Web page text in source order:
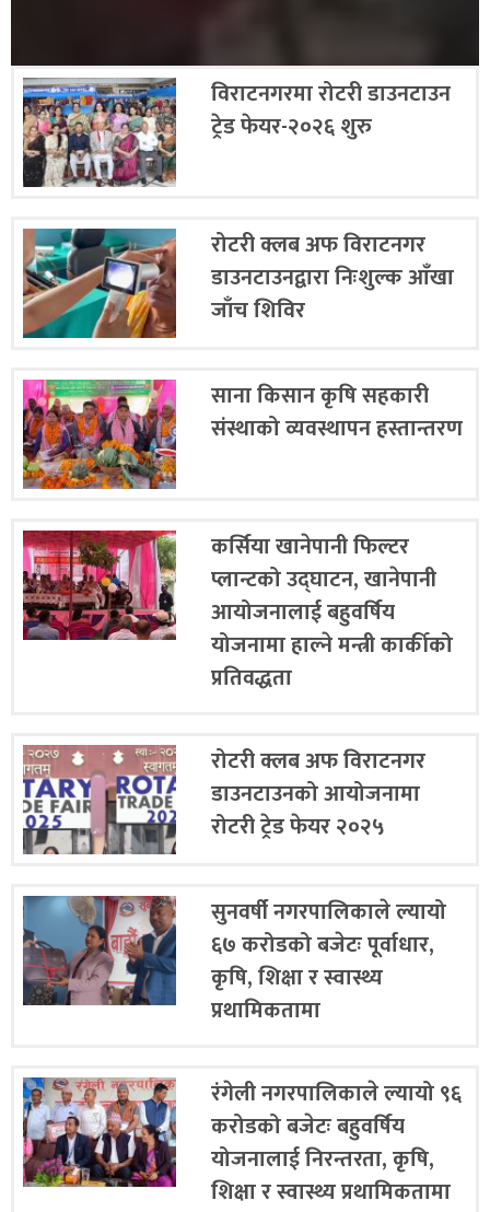
आरोपीलाई जिउँदै
विराटनगरमा रोटरी डाउनटाउन
ट्रेड फेयर-२०२६ शुरु
रोटरी क्लब अफ विराटनगर
डाउनटाउनद्वारा निःशुल्क आँखा
जाँच शिविर
साना किसान कृषि सहकारी
संस्थाको व्यवस्थापन हस्तान्तरण
कर्सिया खानेपानी फिल्टर
प्लान्टको उद्घाटन, खानेपानी
आयोजनालाई बहुवर्षिय
योजनामा हाल्ने मन्त्री कार्कीको
प्रतिवद्धता
रोटरी क्लब अफ विराटनगर
डाउनटाउनको आयोजनामा
रोटरी ट्रेड फेयर २०२५
सुनवर्षी नगरपालिकाले ल्यायो
६७ करोडको बजेटः पूर्वाधार,
कृषि, शिक्षा र स्वास्थ्य
प्रथामिकतामा
रंगेली नगरपालिकाले ल्यायो ९६
करोडको बजेटः बहुवर्षिय
योजनालाई निरन्तरता, कृषि,
शिक्षा र स्वास्थ्य प्रथामिकतामा